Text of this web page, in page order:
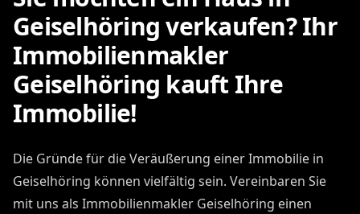
Geiselhöring verkaufen? Ihr
Immobilienmakler
Geiselhöring kauft Ihre
Immobilie!
Die Gründe für die Veräußerung einer Immobilie in
Geiselhöring können vielfältig sein. Vereinbaren Sie
mit uns als Immobilienmakler Geiselhöring einen